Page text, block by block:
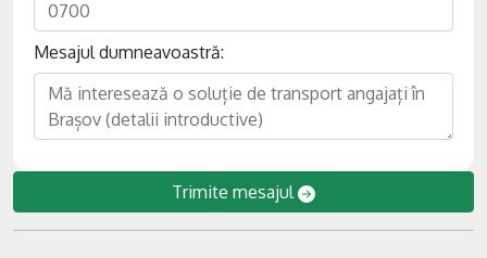
Mesajul dumneavoastră:
Trimite mesajul